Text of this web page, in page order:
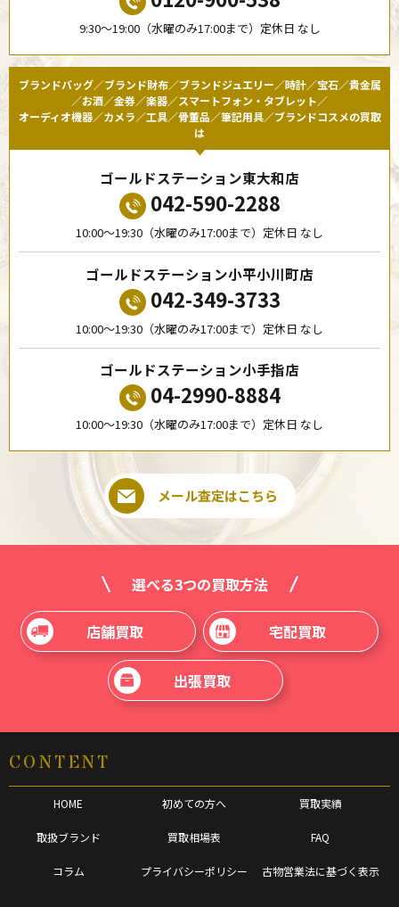
9:30〜19:00（水曜のみ17:00まで）定休日 なし
ブランドバッグ／ブランド財布／ブランドジュエリー／時計／宝石／貴金属
／お酒／金券／楽器／スマートフォン・タブレット／
オーディオ機器／カメラ／工具／骨董品／筆記用具／ブランドコスメの買取
は
ゴールドステーション東大和店
042-590-2288
10:00〜19:30（水曜のみ17:00まで）定休日 なし
ゴールドステーション小平小川町店
042-349-3733
10:00〜19:30（水曜のみ17:00まで）定休日 なし
ゴールドステーション小手指店
04-2990-8884
10:00〜19:30（水曜のみ17:00まで）定休日 なし
メール査定はこちら
選べる3つの買取方法
店舗買取 宅配買取
出張買取
CONTENT
HOME 初めての方へ 買取実績
取扱ブランド 買取相場表 FAQ
コラム プライバシーポリシー 古物営業法に基づく表示